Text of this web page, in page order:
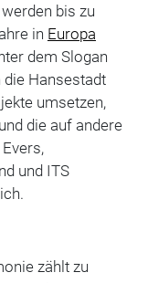
bis zu
in Europa
dem Slogan
die Hansestadt
umsetzen,
die auf andere
und ITS
zählt zu